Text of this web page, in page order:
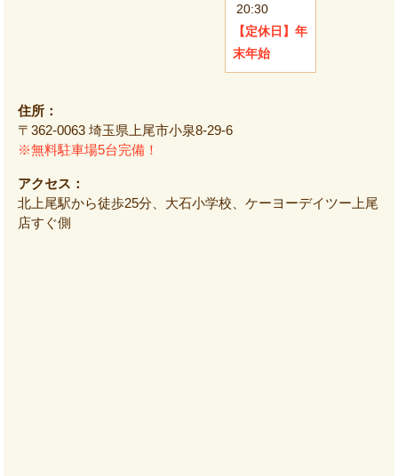
20:30
【定休日】 年
末年始
住所：
〒362-0063 埼玉県上尾市小泉8-29-6
※無料駐車場5台完備！
アクセス：
北上尾駅から徒歩25分、大石小学校、ケーヨーデイツー上尾
店すぐ側